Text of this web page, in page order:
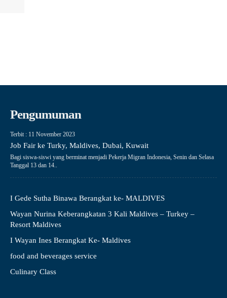
Pengumuman
Terbit : 11 November 2023
Job Fair ke Turky, Maldives, Dubai, Kuwait
Bagi siswa-siswi yang berminat menjadi Pekerja Migran Indonesia, Senin dan Selasa
Tanggal 13 dan 14..
I Gede Sutha Binawa Berangkat ke- MALDIVES
Wayan Nurina Keberangkatan 3 Kali Maldives – Turkey –
Resort Maldives
I Wayan Ines Berangkat Ke- Maldives
food and beverages service
Culinary Class